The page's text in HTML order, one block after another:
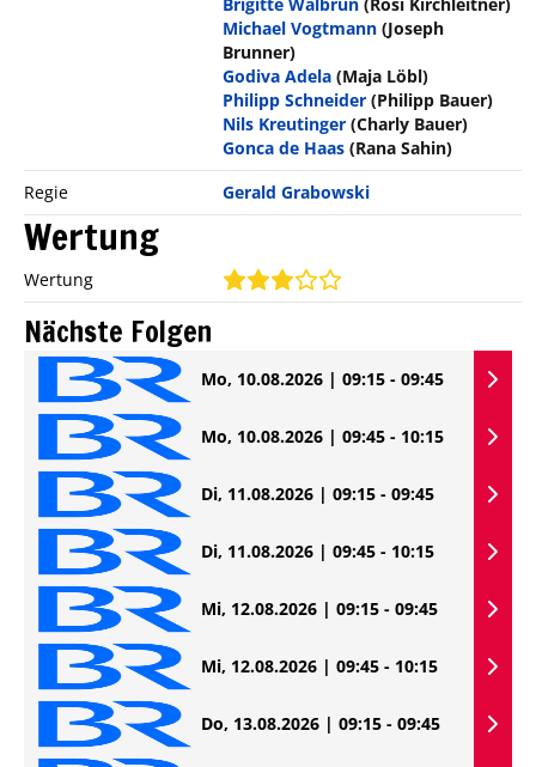
Michael Vogtmann (Joseph
Brunner)
Godiva Adela (Maja Löbl)
Philipp Schneider (Philipp Bauer)
Nils Kreutinger (Charly Bauer)
Gonca de Haas (Rana Sahin)
Regie
Gerald Grabowski
Wertung
Wertung
Nächste Folgen
Mo, 10.08.2026 | 09:15 - 09:45
Mo, 10.08.2026 | 09:45 - 10:15
Di, 11.08.2026 | 09:15 - 09:45
Di, 11.08.2026 | 09:45 - 10:15
Mi, 12.08.2026 | 09:15 - 09:45
Mi, 12.08.2026 | 09:45 - 10:15
Do, 13.08.2026 | 09:15 - 09:45